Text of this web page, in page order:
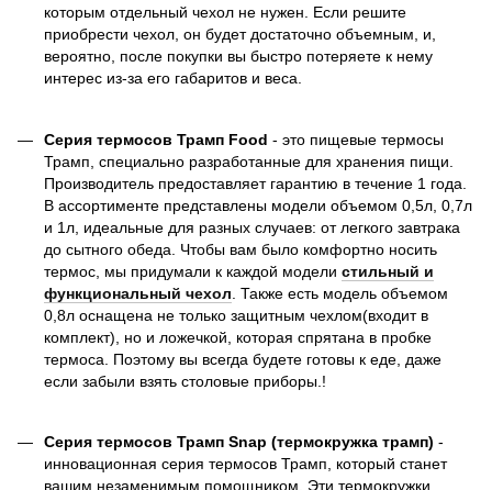
которым отдельный чехол не нужен. Если решите
приобрести чехол, он будет достаточно объемным, и,
вероятно, после покупки вы быстро потеряете к нему
интерес из-за его габаритов и веса.
Серия термосов Трамп Food - это пищевые термосы
Трамп, специально разработанные для хранения пищи.
Производитель предоставляет гарантию в течение 1 года.
В ассортименте представлены модели объемом 0,5л, 0,7л
и 1л, идеальные для разных случаев: от легкого завтрака
до сытного обеда. Чтобы вам было комфортно носить
термос, мы придумали к каждой модели стильный и
функциональный чехол . Также есть модель объемом
0,8л оснащена не только защитным чехлом(входит в
комплект), но и ложечкой, которая спрятана в пробке
термоса. Поэтому вы всегда будете готовы к еде, даже
если забыли взять столовые приборы.!
Серия термосов Трамп Snap (термокружка трамп) -
инновационная серия термосов Трамп, который станет
вашим незаменимым помощником. Эти термокружки